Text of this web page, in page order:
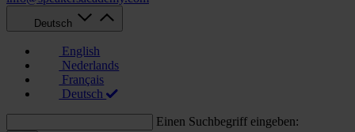
Deutsch
English
Nederlands
Français
Deutsch
Einen Suchbegriff eingeben: